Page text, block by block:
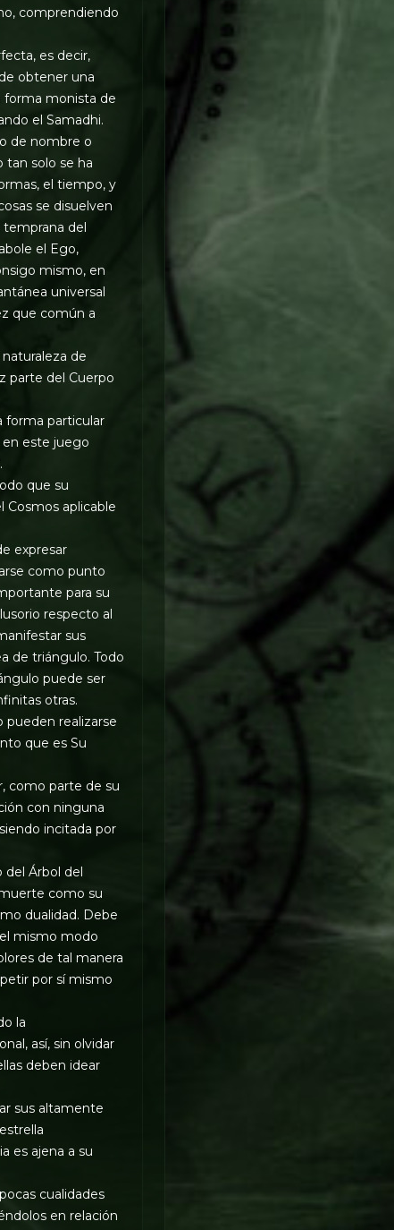
comprendiendo
es decir,
obtener una
forma monista de
el Samadhi.
de nombre o
tan solo se ha
el tiempo, y
se disuelven
temprana del
el Ego,
mismo, en
universal
que común a
naturaleza de
parte del Cuerpo
forma particular
en este juego
que su
Cosmos aplicable
expresar
como punto
para su
respecto al
sus
de triángulo. Todo
puede ser
otras.
pueden realizarse
que es Su
como parte de su
con ninguna
incitada por
del Árbol del
como su
dualidad. Debe
mismo modo
de tal manera
por sí mismo
la
así, sin olvidar
deben idear
sus altamente
es ajena a su
cualidades
en relación